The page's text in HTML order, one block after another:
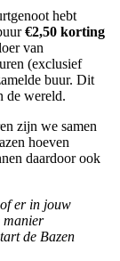
hebt
€2,50 korting
van
(exclusief
buur. Dit
de wereld.
zijn we samen
hoeven
daardoor ook
of er in jouw
manier
de Bazen